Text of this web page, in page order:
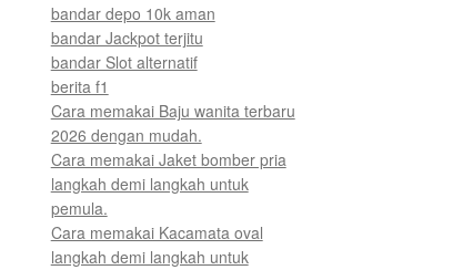
bandar depo 10k aman
bandar Jackpot terjitu
bandar Slot alternatif
berita f1
Cara memakai Baju wanita terbaru
2026 dengan mudah.
Cara memakai Jaket bomber pria
langkah demi langkah untuk
pemula.
Cara memakai Kacamata oval
langkah demi langkah untuk